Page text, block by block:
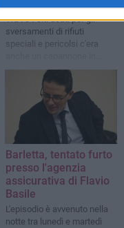
Tra i 34 siti usati per gli
sversamenti di rifiuti
speciali e pericolsi c'era
disuso nelle campagne
della città
Barletta, tentato furto
presso l'agenzia
assicurativa di Flavio
Basile
L'episodio è avvenuto nella
notte tra lunedì e martedì